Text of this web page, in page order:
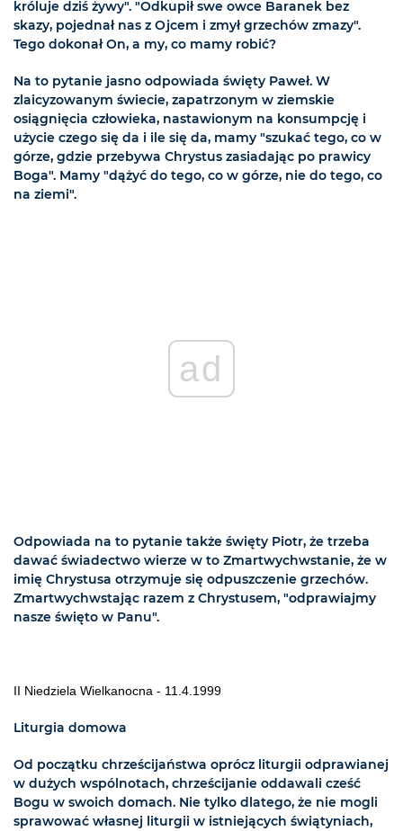
króluje dziś żywy". "Odkupił swe owce Baranek bez
skazy, pojednał nas z Ojcem i zmył grzechów zmazy".
Tego dokonał On, a my, co mamy robić?
Na to pytanie jasno odpowiada święty Paweł. W
zlaicyzowanym świecie, zapatrzonym w ziemskie
osiągnięcia człowieka, nastawionym na konsumpcję i
użycie czego się da i ile się da, mamy "szukać tego, co w
górze, gdzie przebywa Chrystus zasiadając po prawicy
Boga". Mamy "dążyć do tego, co w górze, nie do tego, co
na ziemi".
ad
Odpowiada na to pytanie także święty Piotr, że trzeba
dawać świadectwo wierze w to Zmartwychwstanie, że w
imię Chrystusa otrzymuje się odpuszczenie grzechów.
Zmartwychwstając razem z Chrystusem, "odprawiajmy
nasze święto w Panu".
II Niedziela Wielkanocna - 11.4.1999
Liturgia domowa
Od początku chrześcijaństwa oprócz liturgii odprawianej
w dużych wspólnotach, chrześcijanie oddawali cześć
Bogu w swoich domach. Nie tylko dlatego, że nie mogli
sprawować własnej liturgii w istniejących świątyniach,